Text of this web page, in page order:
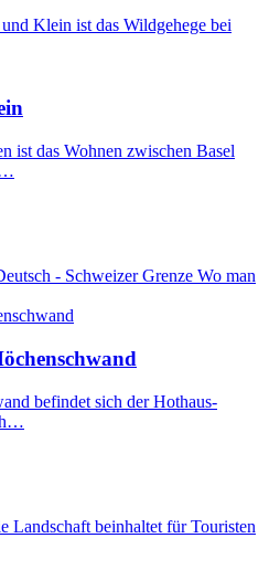
Klein ist das Wildgehege bei
ist das Wohnen zwischen Basel
- Schweizer Grenze Wo man
befindet sich der Hothaus-
h…
Landschaft beinhaltet für Touristen